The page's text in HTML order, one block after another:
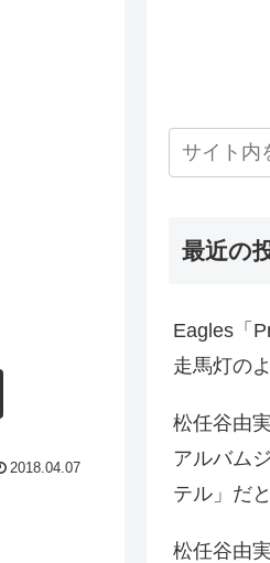
2018.04.07
最近の
Eagles「
走馬灯の
松任谷由
アルバム
テル」だ
松任谷由